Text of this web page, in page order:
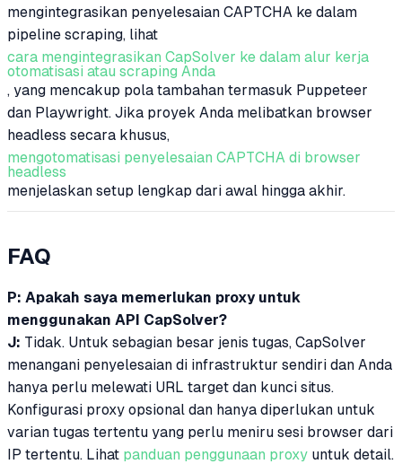
mengintegrasikan penyelesaian CAPTCHA ke dalam
pipeline scraping, lihat
cara mengintegrasikan CapSolver ke dalam alur kerja
otomatisasi atau scraping Anda
, yang mencakup pola tambahan termasuk Puppeteer
dan Playwright. Jika proyek Anda melibatkan browser
headless secara khusus,
mengotomatisasi penyelesaian CAPTCHA di browser
headless
menjelaskan setup lengkap dari awal hingga akhir.
FAQ
P: Apakah saya memerlukan proxy untuk
menggunakan API CapSolver?
J: Tidak. Untuk sebagian besar jenis tugas, CapSolver
menangani penyelesaian di infrastruktur sendiri dan Anda
hanya perlu melewati URL target dan kunci situs.
Konfigurasi proxy opsional dan hanya diperlukan untuk
varian tugas tertentu yang perlu meniru sesi browser dari
IP tertentu. Lihat panduan penggunaan proxy untuk detail.